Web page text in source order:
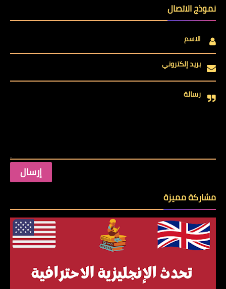
نموذج الاتصال
الاسم
بريد إلكتروني
رسالة
مشاركة مميزة